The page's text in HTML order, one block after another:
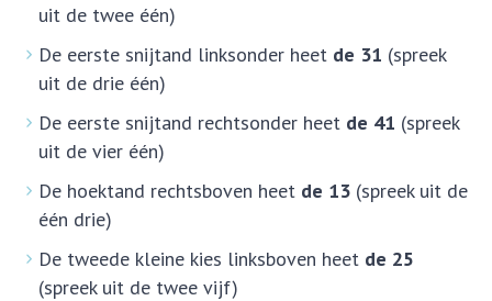
uit de twee één)
De eerste snijtand linksonder heet de 31 (spreek
uit de drie één)
De eerste snijtand rechtsonder heet de 41 (spreek
uit de vier één)
De hoektand rechtsboven heet de 13 (spreek uit de
één drie)
De tweede kleine kies linksboven heet de 25
(spreek uit de twee vijf)